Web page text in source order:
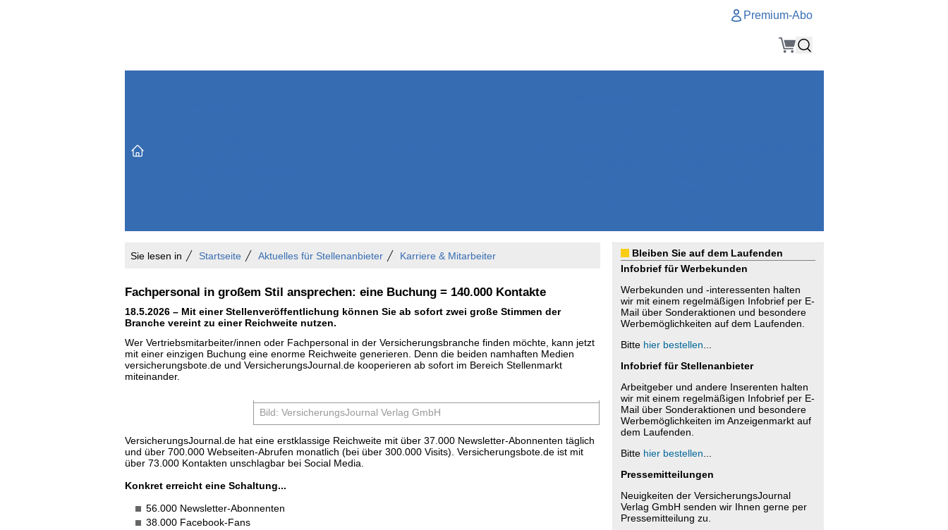
Premium-Abo
Sie lesen in Startseite Aktuelles für Stellenanbieter Karriere & Mitarbeiter
Fachpersonal in großem Stil ansprechen: eine Buchung = 140.000 Kontakte
18.5.2026 – Mit einer Stellenveröffentlichung können Sie ab sofort zwei große Stimmen der
Branche vereint zu einer Reichweite nutzen.
Wer Vertriebsmitarbeiter/innen oder Fachpersonal in der Versicherungsbranche finden möchte, kann jetzt
mit einer einzigen Buchung eine enorme Reichweite generieren. Denn die beiden namhaften Medien
versicherungsbote.de und VersicherungsJournal.de kooperieren ab sofort im Bereich Stellenmarkt
miteinander.
Bild: VersicherungsJournal Verlag GmbH
VersicherungsJournal.de hat eine erstklassige Reichweite mit über 37.000 Newsletter-Abonnenten täglich
und über 700.000 Webseiten-Abrufen monatlich (bei über 300.000 Visits). Versicherungsbote.de ist mit
über 73.000 Kontakten unschlagbar bei Social Media.
Konkret erreicht eine Schaltung...
56.000 Newsletter-Abonnenten
38.000 Facebook-Fans
Bleiben Sie auf dem Laufenden
Infobrief für Werbekunden
Werbekunden und -interessenten halten
wir mit einem regelmäßigen Infobrief per E-
Mail über Sonderaktionen und besondere
Werbemöglichkeiten auf dem Laufenden.
Bitte hier bestellen
Infobrief für Stellenanbieter
Arbeitgeber und andere Inserenten halten
wir mit einem regelmäßigen Infobrief per E-
Mail über Sonderaktionen und besondere
Werbemöglichkeiten im Anzeigenmarkt auf
dem Laufenden.
Bitte hier bestellen
Pressemitteilungen
Neuigkeiten der VersicherungsJournal
Verlag GmbH senden wir Ihnen gerne per
Pressemitteilung zu.